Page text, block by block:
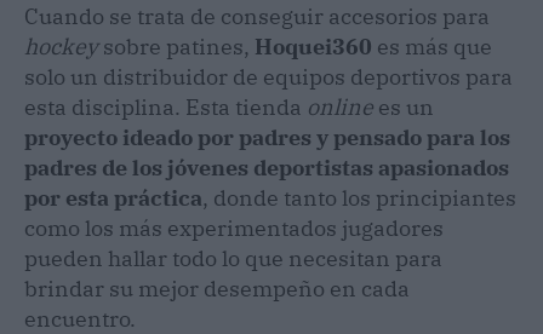
Cuando se trata de conseguir accesorios para
hockeysobre patines, Hoquei360 es más que
solo un distribuidor de equipos deportivos para
esta disciplina. Esta tienda online es un
proyecto ideado por padres y pensado para los
padres de los jóvenes deportistas apasionados
por esta práctica, donde tanto los principiantes
como los más experimentados jugadores
pueden hallar todo lo que necesitan para
brindar su mejor desempeño en cada
encuentro.